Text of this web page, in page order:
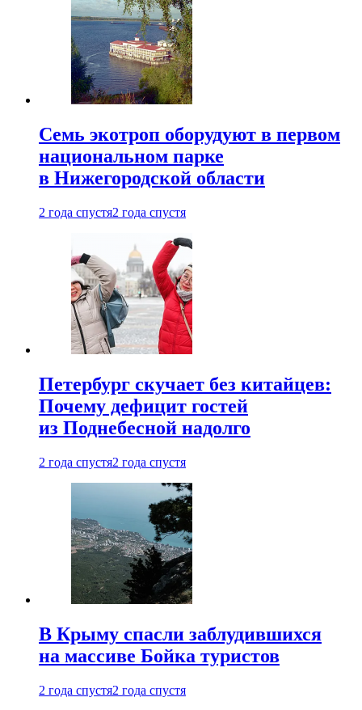
Семь экотроп оборудуют в первом
национальном парке
в Нижегородской области
2 года спустя2 года спустя
Петербург скучает без китайцев:
Почему дефицит гостей
из Поднебесной надолго
2 года спустя2 года спустя
В Крыму спасли заблудившихся
на массиве Бойка туристов
2 года спустя2 года спустя